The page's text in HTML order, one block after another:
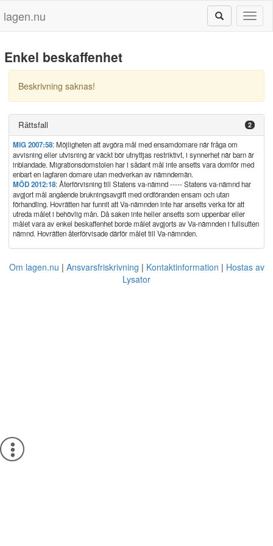
lagen.nu
Enkel beskaffenhet
Beskrivning saknas!
Rättsfall 2
MIG 2007:58: Möjligheten att avgöra mål med ensamdomare när fråga om
avvisning eller utvisning är väckt bör utnyttjas restriktivt, i synnerhet när barn är
inblandade. Migrationsdomstolen har i sådant mål inte ansetts vara domför med
enbart en lagfaren domare utan medverkan av nämndemän.
MÖD 2012:18: Återförvisning till Statens va-nämnd ----- Statens va-nämnd har
avgjort mål angående brukningsavgift med ordföranden ensam och utan
förhandling. Hovrätten har funnit att Va-nämnden inte har ansetts verka för att
utreda målet i behövlig mån. Då saken inte heller ansetts som uppenbar eller
målet vara av enkel beskaffenhet borde målet avgjorts av Va-nämnden i fullsutten
nämnd. Hovrätten återförvisade därför målet till Va-nämnden.
Om lagen.nu Ansvarsfriskrivning Kontaktinformation
Hostas av
Lysator